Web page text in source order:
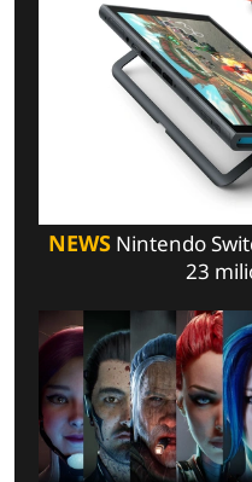
NEWS Nintendo
23